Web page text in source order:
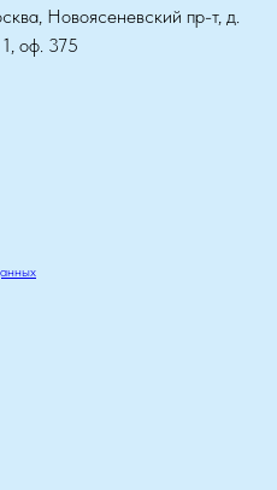
Новоясеневский пр-т, д.
оф. 375